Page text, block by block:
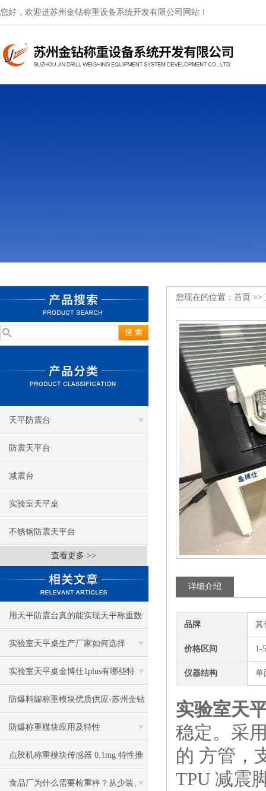
您好，欢迎进苏州金钻称重设备系统开发有限公司网站！
天平防震台
防震天平台
减震台
实验室天平桌
不锈钢防震天平台
查看更多 >>
用天平防震台真的能实现天平称重数
据稳定吗
实验室天平桌生产厂家如何选择
实验室天平桌金博仕1plus有哪些特
性？
防爆料罐称重模块优质供应-苏州金钻
防爆称重模块应用及特性
点胶机称重模块传感器 0.1mg 特性推
荐
食品厂为什么需要检重秤？从少装、
您现在的位置： 首页 >>
详细介绍
品牌 其
价格区间 1-
仪器结构 单
实验室天
稳定。采
的 方管，
TPU 减震